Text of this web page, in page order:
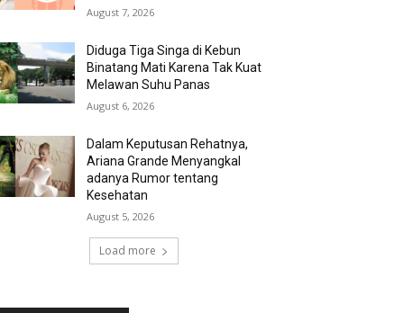
August 7, 2026
Diduga Tiga Singa di Kebun
Binatang Mati Karena Tak Kuat
Melawan Suhu Panas
August 6, 2026
Dalam Keputusan Rehatnya,
Ariana Grande Menyangkal
adanya Rumor tentang
Kesehatan
August 5, 2026
Load more